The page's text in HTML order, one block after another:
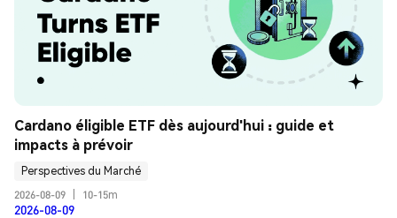
Cardano éligible ETF dès aujourd'hui : guide et
impacts à prévoir
Perspectives du Marché
2026-08-09
10-15m
2026-08-09